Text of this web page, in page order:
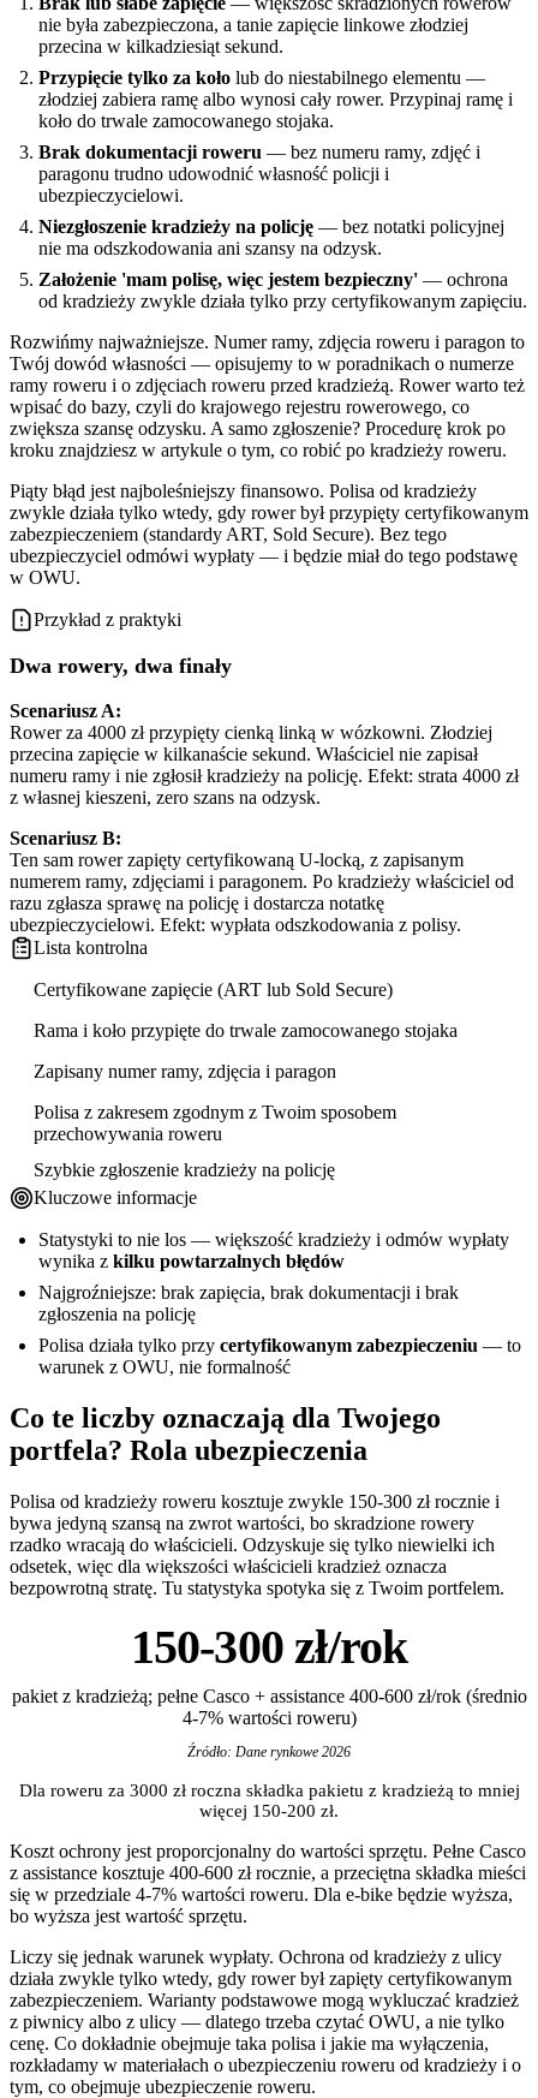
nie była zabezpieczona, a tanie zapięcie linkowe złodziej
przecina w kilkadziesiąt sekund.
Przypięcie tylko za koło lub do niestabilnego elementu —
złodziej zabiera ramę albo wynosi cały rower. Przypinaj ramę i
koło do trwale zamocowanego stojaka.
Brak dokumentacji roweru — bez numeru ramy, zdjęć i
paragonu trudno udowodnić własność policji i
ubezpieczycielowi.
Niezgłoszenie kradzieży na policję — bez notatki policyjnej
nie ma odszkodowania ani szansy na odzysk.
Założenie 'mam polisę, więc jestem bezpieczny' — ochrona
od kradzieży zwykle działa tylko przy certyfikowanym zapięciu.
Rozwińmy najważniejsze. Numer ramy, zdjęcia roweru i paragon to
Twój dowód własności — opisujemy to w poradnikach o numerze
ramy roweru i o zdjęciach roweru przed kradzieżą. Rower warto też
wpisać do bazy, czyli do krajowego rejestru rowerowego, co
zwiększa szansę odzysku. A samo zgłoszenie? Procedurę krok po
kroku znajdziesz w artykule o tym, co robić po kradzieży roweru.
Piąty błąd jest najboleśniejszy finansowo. Polisa od kradzieży
zwykle działa tylko wtedy, gdy rower był przypięty certyfikowanym
zabezpieczeniem (standardy ART, Sold Secure). Bez tego
ubezpieczyciel odmówi wypłaty — i będzie miał do tego podstawę
w OWU.
Przykład z praktyki
Dwa rowery, dwa finały
Scenariusz A:
Rower za 4000 zł przypięty cienką linką w wózkowni. Złodziej
przecina zapięcie w kilkanaście sekund. Właściciel nie zapisał
numeru ramy i nie zgłosił kradzieży na policję. Efekt: strata 4000 zł
z własnej kieszeni, zero szans na odzysk.
Scenariusz B:
Ten sam rower zapięty certyfikowaną U-locką, z zapisanym
numerem ramy, zdjęciami i paragonem. Po kradzieży właściciel od
razu zgłasza sprawę na policję i dostarcza notatkę
ubezpieczycielowi. Efekt: wypłata odszkodowania z polisy.
Lista kontrolna
Certyfikowane zapięcie (ART lub Sold Secure)
Rama i koło przypięte do trwale zamocowanego stojaka
Zapisany numer ramy, zdjęcia i paragon
Polisa z zakresem zgodnym z Twoim sposobem
przechowywania roweru
Szybkie zgłoszenie kradzieży na policję
Kluczowe informacje
Statystyki to nie los — większość kradzieży i odmów wypłaty
wynika z kilku powtarzalnych błędów
Najgroźniejsze: brak zapięcia, brak dokumentacji i brak
zgłoszenia na policję
Polisa działa tylko przy certyfikowanym zabezpieczeniu — to
warunek z OWU, nie formalność
Co te liczby oznaczają dla Twojego
portfela? Rola ubezpieczenia
Polisa od kradzieży roweru kosztuje zwykle 150-300 zł rocznie i
bywa jedyną szansą na zwrot wartości, bo skradzione rowery
rzadko wracają do właścicieli. Odzyskuje się tylko niewielki ich
odsetek, więc dla większości właścicieli kradzież oznacza
bezpowrotną stratę. Tu statystyka spotyka się z Twoim portfelem.
150-300 zł/rok
pakiet z kradzieżą; pełne Casco + assistance 400-600 zł/rok (średnio
4-7% wartości roweru)
Źródło: Dane rynkowe 2026
Dla roweru za 3000 zł roczna składka pakietu z kradzieżą to mniej
więcej 150-200 zł.
Koszt ochrony jest proporcjonalny do wartości sprzętu. Pełne Casco
z assistance kosztuje 400-600 zł rocznie, a przeciętna składka mieści
się w przedziale 4-7% wartości roweru. Dla e-bike będzie wyższa,
bo wyższa jest wartość sprzętu.
Liczy się jednak warunek wypłaty. Ochrona od kradzieży z ulicy
działa zwykle tylko wtedy, gdy rower był zapięty certyfikowanym
zabezpieczeniem. Warianty podstawowe mogą wykluczać kradzież
z piwnicy albo z ulicy — dlatego trzeba czytać OWU, a nie tylko
cenę. Co dokładnie obejmuje taka polisa i jakie ma wyłączenia,
rozkładamy w materiałach o ubezpieczeniu roweru od kradzieży i o
tym, co obejmuje ubezpieczenie roweru.